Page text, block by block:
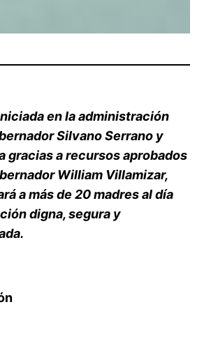
en la administración
Silvano Serrano y
gracias a recursos aprobados
William Villamizar,
a más de 20 madres al día
digna, segura y